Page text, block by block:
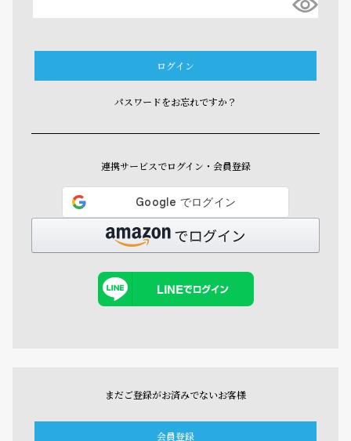
ログイン
パスワードをお忘れですか？
連携サービスでログイン・会員登録
まだご登録がお済みでないお客様
会員登録